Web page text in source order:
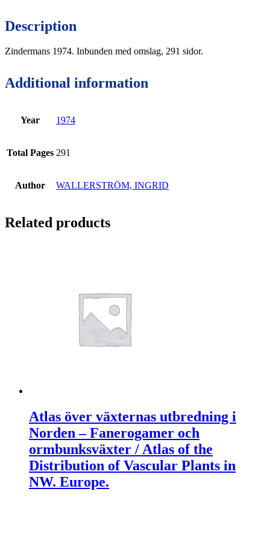
Description
Zindermans 1974. Inbunden med omslag, 291 sidor.
Additional information
Year 1974
Total Pages 291
Author WALLERSTRÖM, INGRID
Related products
Atlas över växternas utbredning i
Norden – Fanerogamer och
ormbunksväxter / Atlas of the
Distribution of Vascular Plants in
NW. Europe.